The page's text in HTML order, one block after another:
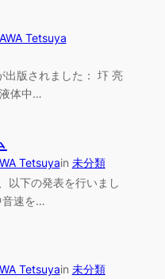
Tetsuya
出版されました： 圷 亮
体中…
Tetsuyain 未分類
以下の発表を行いまし
音速を…
Tetsuyain 未分類